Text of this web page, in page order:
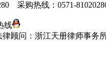
采购热线：0571-
线
顾问：浙江天册律师事务